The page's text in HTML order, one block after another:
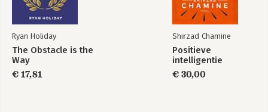
krijgen.
Hoe je het placebo-effect kunt gebruiken om iemand verder te
Hoe je complimenten kan geven die motiveren om door te
gaan.
Hoofdstuk 8 De aanhouder wint
Ryan Holiday
The Obstacle is the
Way
€ 17,81
Shirzad Chamine
Positieve
intelligentie
€ 30,00